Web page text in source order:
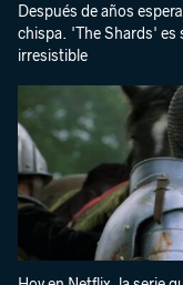
Después de años
chispa. 'The Shards' es
irresistible